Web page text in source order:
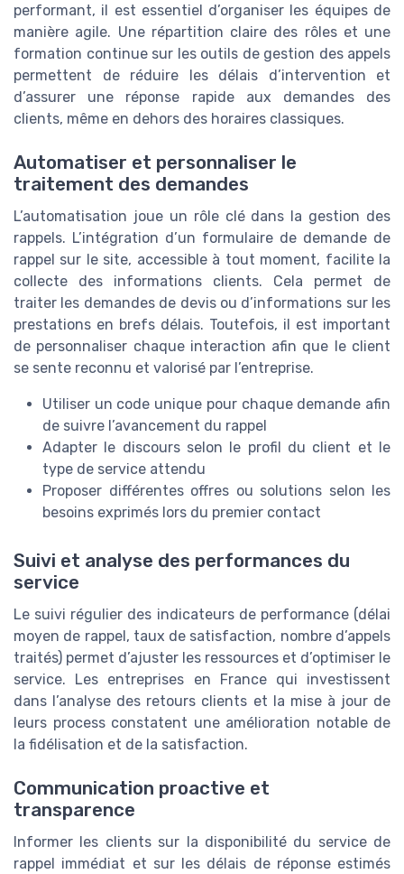
performant, il est essentiel d’organiser les équipes de
manière agile. Une répartition claire des rôles et une
formation continue sur les outils de gestion des appels
permettent de réduire les délais d’intervention et
d’assurer une réponse rapide aux demandes des
clients, même en dehors des horaires classiques.
Automatiser et personnaliser le
traitement des demandes
L’automatisation joue un rôle clé dans la gestion des
rappels. L’intégration d’un formulaire de demande de
rappel sur le site, accessible à tout moment, facilite la
collecte des informations clients. Cela permet de
traiter les demandes de devis ou d’informations sur les
prestations en brefs délais. Toutefois, il est important
de personnaliser chaque interaction afin que le client
se sente reconnu et valorisé par l’entreprise.
Utiliser un code unique pour chaque demande afin
de suivre l’avancement du rappel
Adapter le discours selon le profil du client et le
type de service attendu
Proposer différentes offres ou solutions selon les
besoins exprimés lors du premier contact
Suivi et analyse des performances du
service
Le suivi régulier des indicateurs de performance (délai
moyen de rappel, taux de satisfaction, nombre d’appels
traités) permet d’ajuster les ressources et d’optimiser le
service. Les entreprises en France qui investissent
dans l’analyse des retours clients et la mise à jour de
leurs process constatent une amélioration notable de
la fidélisation et de la satisfaction.
Communication proactive et
transparence
Informer les clients sur la disponibilité du service de
rappel immédiat et sur les délais de réponse estimés